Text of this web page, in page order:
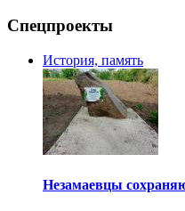
Спецпроекты
История, память
Незамаевцы